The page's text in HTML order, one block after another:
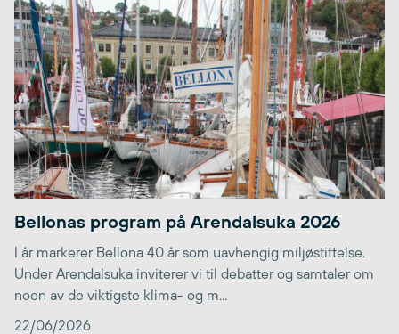
Bellonas program på Arendalsuka 2026
I år markerer Bellona 40 år som uavhengig miljøstiftelse.
Under Arendalsuka inviterer vi til debatter og samtaler om
noen av de viktigste klima- og m...
22/06/2026